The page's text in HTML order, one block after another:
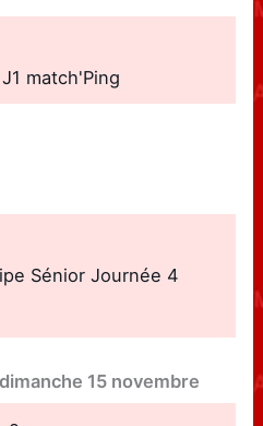
match'Ping
Sénior Journée 4
dimanche 15 novembre